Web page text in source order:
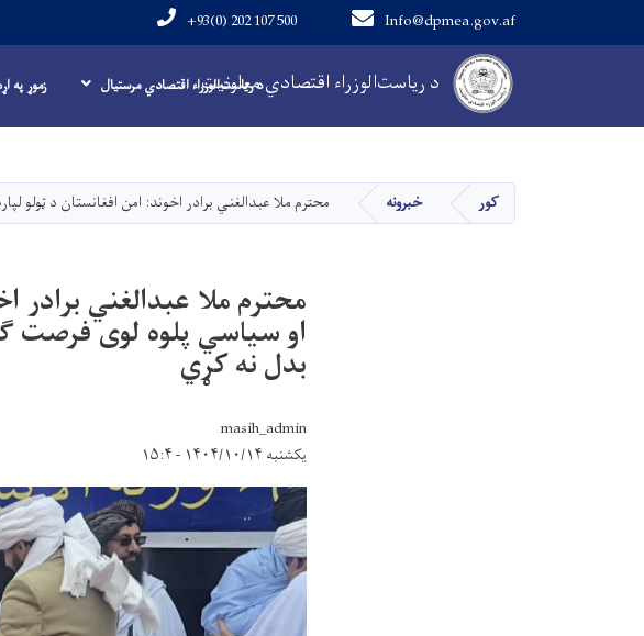
د ریاست‌الوزراء اقتصادي معاونیت
Info@dpmea.gov.af
+93(0) 202 107 500
Main Navigation
د ریاست‌الوزراء اقتصادي مرستیال زموړ په
کور خبرونه محترم ملا عبدالغني برادر اخوند: امن افغانستان د
محترم ملا عبدالغني برادر
او سیاسي پلوه لوی فرصت
بدل نه کړي
masih_admin
یکشنبه ۱۴۰۴/۱۰/۱۴ - ۱۵:۴